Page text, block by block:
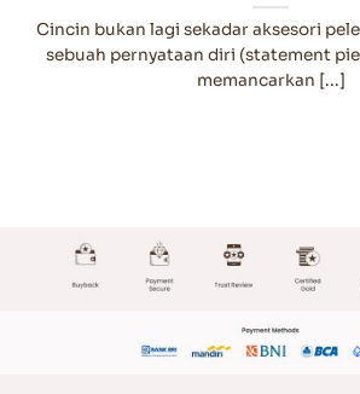
Cincin bukan lagi sekadar aksesori
sebuah pernyataan diri (statement
memancarkan [...]